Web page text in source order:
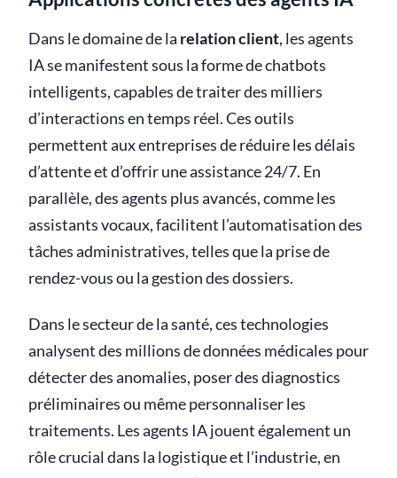
Dans le domaine de la relation client, les agents
IA se manifestent sous la forme de chatbots
intelligents, capables de traiter des milliers
d’interactions en temps réel. Ces outils
permettent aux entreprises de réduire les délais
d’attente et d’offrir une assistance 24/7. En
parallèle, des agents plus avancés, comme les
assistants vocaux, facilitent l’automatisation des
tâches administratives, telles que la prise de
rendez-vous ou la gestion des dossiers.
Dans le secteur de la santé, ces technologies
analysent des millions de données médicales pour
détecter des anomalies, poser des diagnostics
préliminaires ou même personnaliser les
traitements. Les agents IA jouent également un
rôle crucial dans la logistique et l’industrie, en